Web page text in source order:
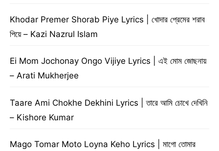
Khodar Premer Shorab Piye Lyrics | খোদার প্রেমের শরাব
পিয়ে – Kazi Nazrul Islam
Ei Mom Jochonay Ongo Vijiye Lyrics | এই মোম জোছনায়
– Arati Mukherjee
Taare Ami Chokhe Dekhini Lyrics | তারে আমি চোখে দেখিনি
– Kishore Kumar
Mago Tomar Moto Loyna Keho Lyrics | মাগো তোমার